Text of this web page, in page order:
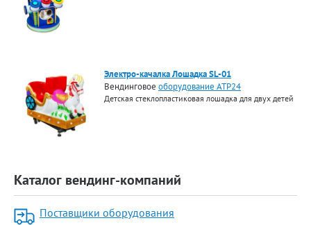
Электро-качалка Лошадка SL-01
Вендинговое оборудование АТР24
Детская стеклопластиковая лошадка для двух детей
Каталог вендинг-компаний
Поставщики оборудования